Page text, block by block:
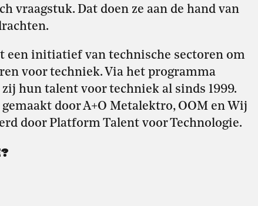
vraagstuk. Dat doen ze aan de hand van
een initiatief van technische sectoren om
voor techniek. Via het programma
hun talent voor techniek al sinds 1999.
door A+O Metalektro, OOM en Wij
door Platform Talent voor Technologie.